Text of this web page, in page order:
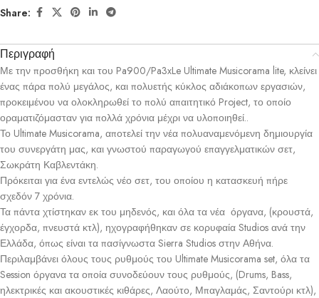
Share:
Περιγραφή
Με την προσθήκη και του Pa900/Pa3xLe Ultimate Musicorama lite, κλείνει
ένας πάρα πολύ μεγάλος, και πολυετής κύκλος αδιάκοπων εργασιών,
προκειμένου να ολοκληρωθεί το πολύ απαιτητικό Project, το οποίο
οραματιζόμασταν για πολλά χρόνια μέχρι να υλοποιηθεί..
Το Ultimate Musicorama, αποτελεί την νέα πολυαναμενόμενη δημιουργία
του συνεργάτη μας, και γνωστού παραγωγού επαγγελματικών σετ,
Σωκράτη Καβλεντάκη.
Πρόκειται για ένα εντελώς νέο σετ, του οποίου η κατασκευή πήρε
σχεδόν 7 χρόνια.
Τα πάντα χτίστηκαν εκ του μηδενός, και όλα τα νέα όργανα, (κρουστά,
έγχορδα, πνευστά κτλ), ηχογραφήθηκαν σε κορυφαία Studios ανά την
Ελλάδα, όπως είναι τα πασίγνωστα Sierra Studios στην Αθήνα.
Περιλαμβάνει όλους τους ρυθμούς του Ultimate Musicorama set, όλα τα
Session όργανα τα οποία συνοδεύουν τους ρυθμούς, (Drums, Bass,
ηλεκτρικές και ακουστικές κιθάρες, Λαούτο, Μπαγλαμάς, Σαντούρι κτλ),